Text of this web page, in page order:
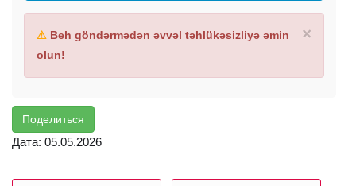
×
⚠ Beh göndərmədən əvvəl təhlükəsizliyə əmin
olun!
Поделиться
Дата: 05.05.2026